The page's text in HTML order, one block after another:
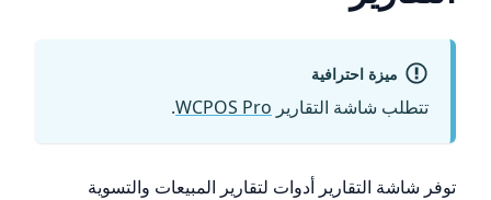
ميزة احترافية
تتطلب شاشة التقارير WCPOS Pro
.
توفر شاشة التقارير أدوات لتقارير المبيعات والتسوية